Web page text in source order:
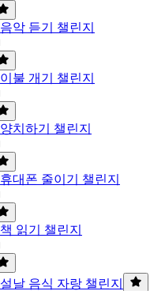
음악 듣기 챌린지
이불 개기 챌린지
양치하기 챌린지
휴대폰 줄이기 챌린지
책 읽기 챌린지
설날 음식 자랑 챌린지